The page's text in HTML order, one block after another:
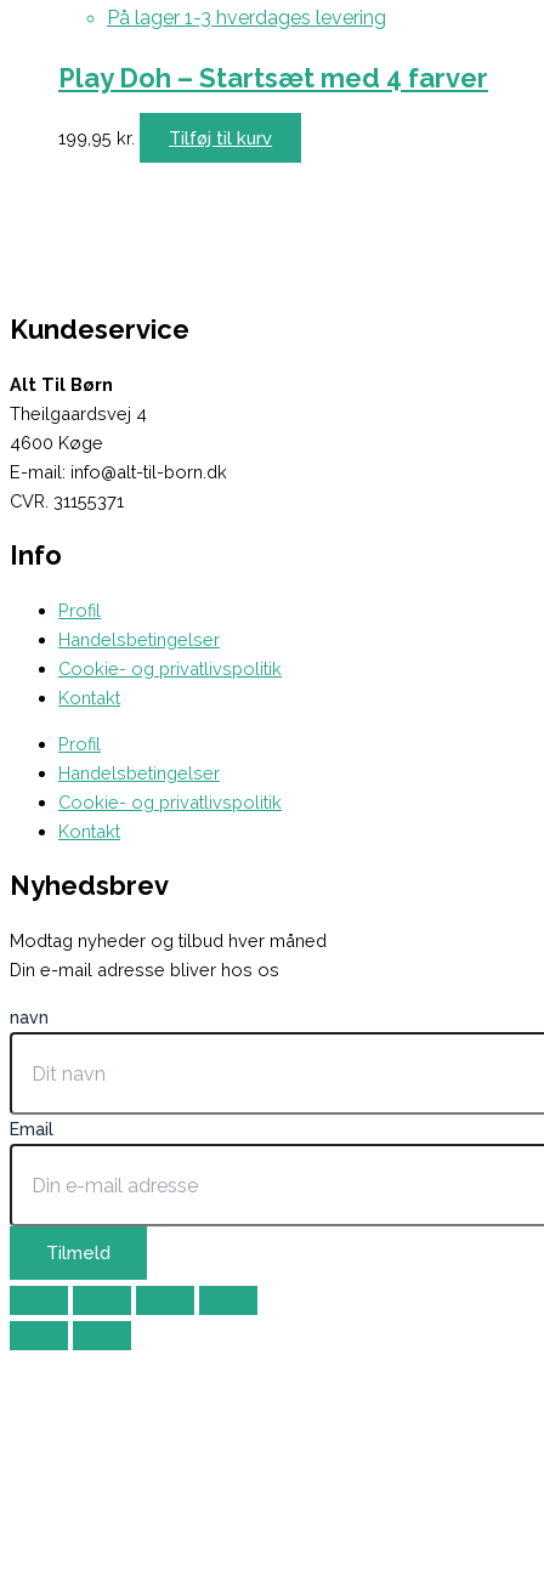
På lager 1-3 hverdages levering
Play Doh – Startsæt med 4 farver
199,95 kr. Tilføj til kurv
Kundeservice
Alt Til Børn
Theilgaardsvej 4
4600 Køge
E-mail: info@alt-til-born.dk
CVR. 31155371
Info
Profil
Handelsbetingelser
Cookie- og privatlivspolitik
Kontakt
Profil
Handelsbetingelser
Cookie- og privatlivspolitik
Kontakt
Nyhedsbrev
Modtag nyheder og tilbud hver måned
Din e-mail adresse bliver hos os
navn
Email
Tilmeld